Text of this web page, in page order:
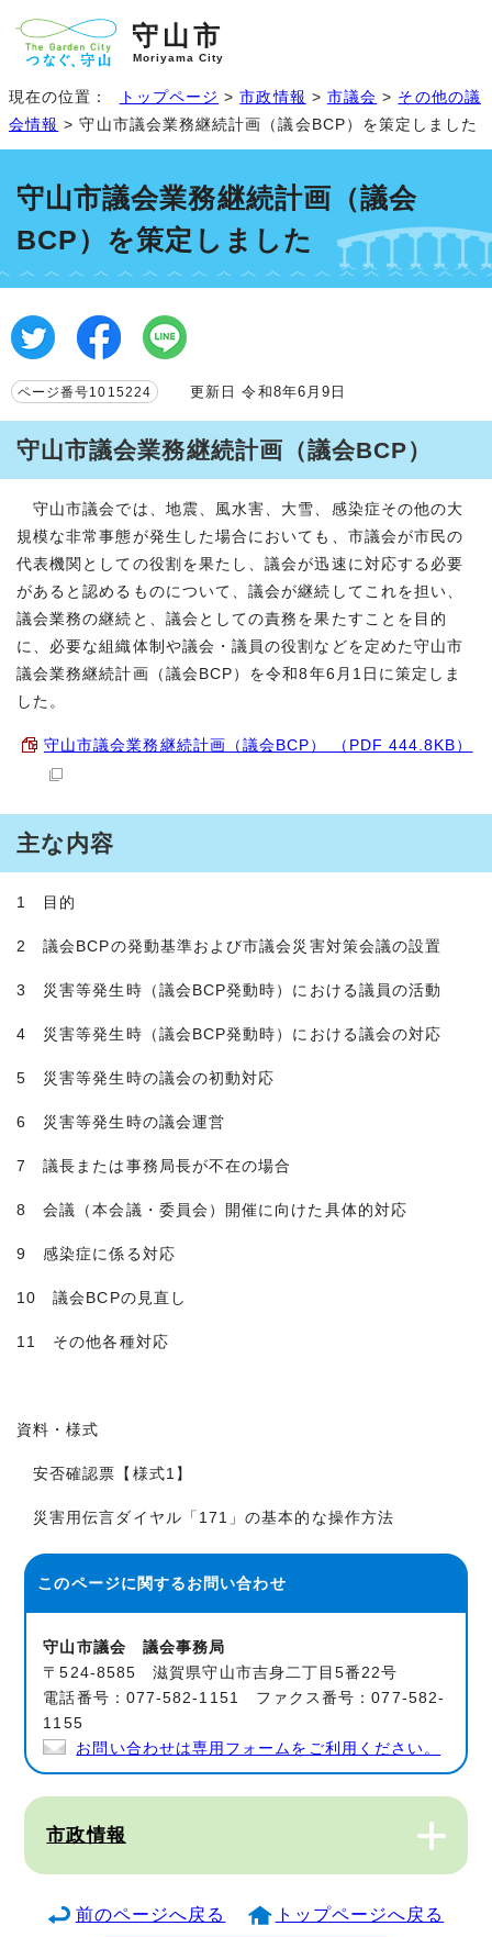
守山市
Moriyama City
現在の位置： トップページ >市政情報 > 市議会 > その他の議
会情報 > 守山市議会業務継続計画（議会BCP）を策定しました
守山市議会業務継続計画（議会
BCP）を策定しました
ページ番号1015224 更新日 令和8年6月9日
守山市議会業務継続計画（議会BCP）
守山市議会では、地震、風水害、大雪、感染症その他の大
規模な非常事態が発生した場合においても、市議会が市民の
代表機関としての役割を果たし、議会が迅速に対応する必要
があると認めるものについて、議会が継続してこれを担い、
議会業務の継続と、議会としての責務を果たすことを目的
に、必要な組織体制や議会・議員の役割などを定めた守山市
議会業務継続計画（議会BCP）を令和8年6月1日に策定しま
した。
守山市議会業務継続計画（議会BCP） （PDF 444.8KB）
主な内容
1 目的
2 議会BCPの発動基準および市議会災害対策会議の設置
3 災害等発生時（議会BCP発動時）における議員の活動
4 災害等発生時（議会BCP発動時）における議会の対応
5 災害等発生時の議会の初動対応
6 災害等発生時の議会運営
7 議長または事務局長が不在の場合
8 会議（本会議・委員会）開催に向けた具体的対応
9 感染症に係る対応
10 議会BCPの見直し
11 その他各種対応
資料・様式
安否確認票【様式1】
災害用伝言ダイヤル「171」の基本的な操作方法
このページに関するお問い合わせ
守山市議会 議会事務局
〒524-8585 滋賀県守山市吉身二丁目5番22号
電話番号：077-582-1151 ファクス番号：077-582-
1155
お問い合わせは専用フォームをご利用ください。
市政情報
前のページへ戻る トップページへ戻る